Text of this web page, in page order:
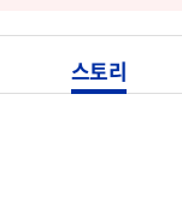
스토리